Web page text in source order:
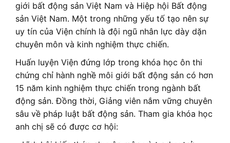
giới bất động sản Việt Nam và Hiệp hội Bất động
sản Việt Nam. Một trong những yếu tố tạo nên sự
uy tín của Viện chính là đội ngũ nhân lực dày dặn
chuyên môn và kinh nghiệm thực chiến.
Huấn luyện Viện đứng lớp trong khóa học ôn thi
chứng chỉ hành nghề môi giới bất động sản có hơn
15 năm kinh nghiệm thực chiến trong ngành bất
động sản. Đồng thời, Giảng viên nắm vững chuyên
sâu về pháp luật bất động sản. Tham gia khóa học
anh chị sẽ có được cơ hội: